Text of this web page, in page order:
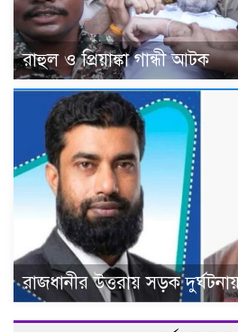
রাহুল ও প্রিয়াঙ্কা গান্ধী আটক
রাজধানীর উত্তরায় সড়ক